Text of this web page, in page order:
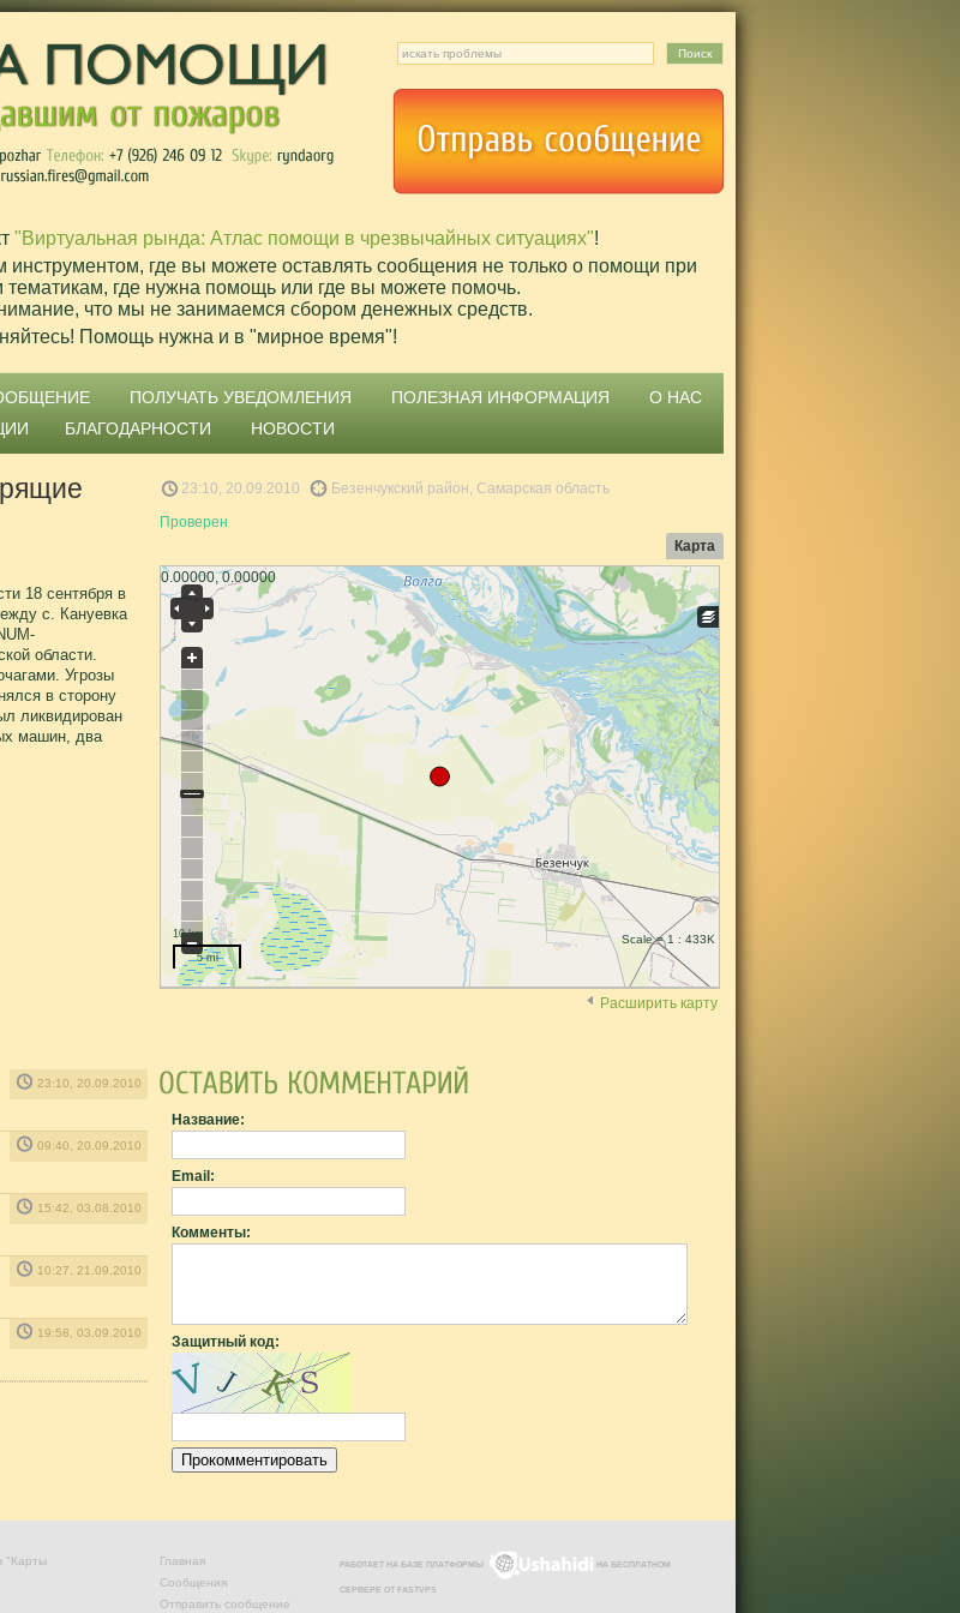
"Виртуальная рында: Атлас помощи в чрезвычайных ситуациях"!
где вы можете оставлять сообщения не только о помощи при
тематикам, где нужна помощь или где вы можете помочь.
что мы не занимаемся сбором денежных средств.
Помощь нужна и в "мирное время"!
ПОЛУЧАТЬ УВЕДОМЛЕНИЯ ПОЛЕЗНАЯ ИНФОРМАЦИЯ
О НАС
БЛАГОДАРНОСТИ НОВОСТИ
18 сентября в
с. Кануевка
области.
Угрозы
в сторону
ликвидирован
машин, два
23:10, 20.09.2010
09:40, 20.09.2010
15:42, 03.08.2010
10:27, 21.09.2010
19:58, 03.09.2010
23:10, 20.09.2010
Безенчукский район, Самарская область
Проверен
Карта
0.00000, 0.00000
Scale = 1 : 433K
10 km
5 mi
Расширить карту
Название:
Email:
Комменты:
Защитный код:
"Карты
Главная
Сообщения
Отправить сообщение
РАБОТАЕТ НА БАЗЕ ПЛАТФОРМЫ НА БЕСПЛАТНОМ
СЕРВЕРЕ ОТ FASTVPS